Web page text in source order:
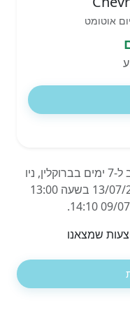
המחירים מבוססים על השכרת רכב ל-7 ימים בברוקלין, ניו
יורק, ניו יורק, ארה"ב, החל מ-13/07/2026 בשעה 13:00